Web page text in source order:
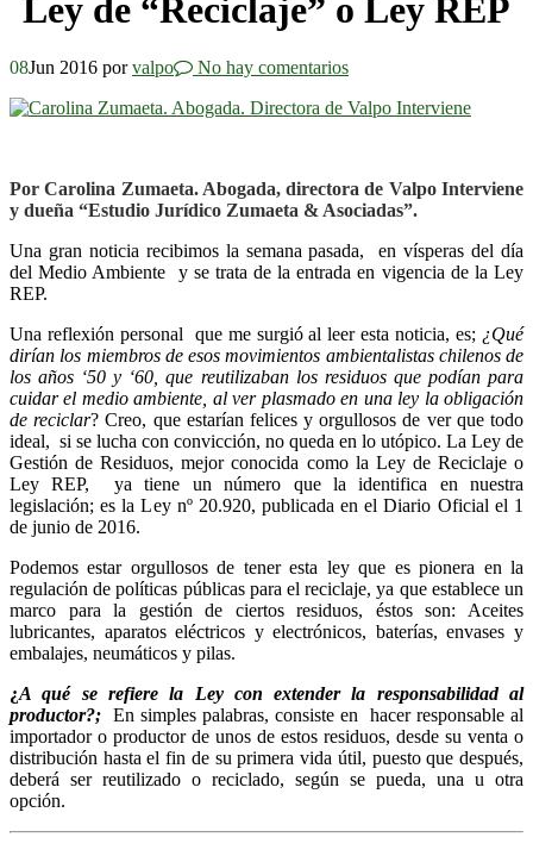
Ley de “Reciclaje” o Ley REP
08Jun 2016 porvalpo No hay comentarios
Por Carolina Zumaeta. Abogada, directora de Valpo Interviene
y dueña “Estudio Jurídico Zumaeta & Asociadas”.
Una gran noticia recibimos la semana pasada, en vísperas del día
del Medio Ambiente y se trata de la entrada en vigencia de la Ley
REP.
Una reflexión personal que me surgió al leer esta noticia, es; ¿Qué
dirían los miembros de esos movimientos ambientalistas chilenos de
los años ‘50 y ‘60, que reutilizaban los residuos que podían para
cuidar el medio ambiente, al ver plasmado en una ley la obligación
de reciclar? Creo, que estarían felices y orgullosos de ver que todo
ideal, si se lucha con convicción, no queda en lo utópico. La Ley de
Gestión de Residuos, mejor conocida como la Ley de Reciclaje o
Ley REP, ya tiene un número que la identifica en nuestra
legislación; es la Ley nº 20.920, publicada en el Diario Oficial el 1
de junio de 2016.
Podemos estar orgullosos de tener esta ley que es pionera en la
regulación de políticas públicas para el reciclaje, ya que establece un
marco para la gestión de ciertos residuos, éstos son: Aceites
lubricantes, aparatos eléctricos y electrónicos, baterías, envases y
embalajes, neumáticos y pilas.
¿A qué se refiere la Ley con extender la responsabilidad al
productor?; En simples palabras, consiste en hacer responsable al
importador o productor de unos de estos residuos, desde su venta o
distribución hasta el fin de su primera vida útil, puesto que después,
deberá ser reutilizado o reciclado, según se pueda, una u otra
opción.